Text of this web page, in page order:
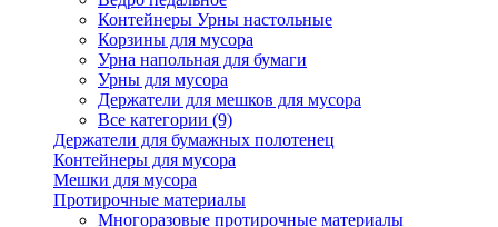
Контейнеры Урны настольные
Корзины для мусора
Урна напольная для бумаги
Урны для мусора
Держатели для мешков для мусора
Все категории (9)
Держатели для бумажных полотенец
Контейнеры для мусора
Мешки для мусора
Протирочные материалы
Многоразовые протирочные материалы